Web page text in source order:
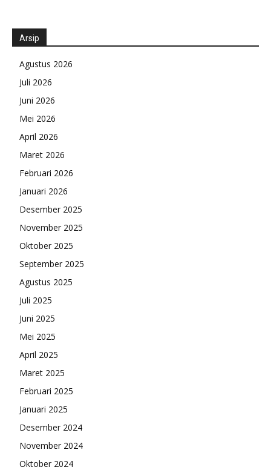
Arsip
Agustus 2026
Juli 2026
Juni 2026
Mei 2026
April 2026
Maret 2026
Februari 2026
Januari 2026
Desember 2025
November 2025
Oktober 2025
September 2025
Agustus 2025
Juli 2025
Juni 2025
Mei 2025
April 2025
Maret 2025
Februari 2025
Januari 2025
Desember 2024
November 2024
Oktober 2024